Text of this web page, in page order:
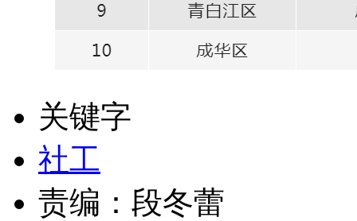
关键字
社工
责编： 段冬蕾